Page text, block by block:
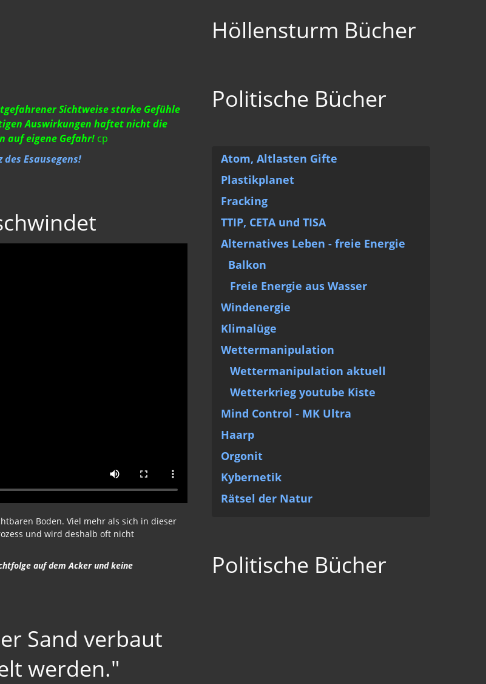
Sichtweise starke Gefühle
Auswirkungen haftet nicht die
auf eigene Gefahr! cp
Esausegens!
Boden. Viel mehr als sich in dieser
und wird deshalb oft nicht
auf dem Acker und keine
Sand verbaut
werden."
Höllensturm Bücher
Politische Bücher
Atom, Altlasten Gifte
Plastikplanet
Fracking
TTIP, CETA und TISA
Alternatives Leben - freie Energie
Balkon
Freie Energie aus Wasser
Windenergie
Klimalüge
Wettermanipulation
Wettermanipulation aktuell
Wetterkrieg youtube Kiste
Mind Control - MK Ultra
Haarp
Orgonit
Kybernetik
Rätsel der Natur
Politische Bücher